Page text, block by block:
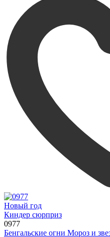
Новый год
Киндер сюрприз
0977
Бенгальские огни Мороз и